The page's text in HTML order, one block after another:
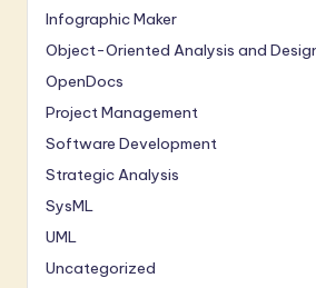
Infographic Maker
Object-Oriented Analysis and
OpenDocs
Project Management
Software Development
Strategic Analysis
SysML
UML
Uncategorized